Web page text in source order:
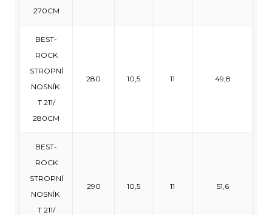
270CM
BEST-
ROCK
STROPNÍ
NOSNÍK
T 211/
280CM
280 10,5 11 49,8
BEST-
ROCK
STROPNÍ
NOSNÍK
T 211/
290 10,5 11 51,6